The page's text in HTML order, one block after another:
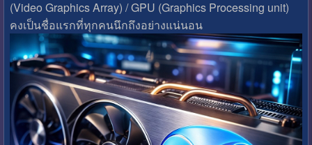
(Video Graphics Array) / GPU (Graphics Processing unit)
คงเป็นชื่อแรกที่ทุกคนนึกถึงอย่างแน่นอน